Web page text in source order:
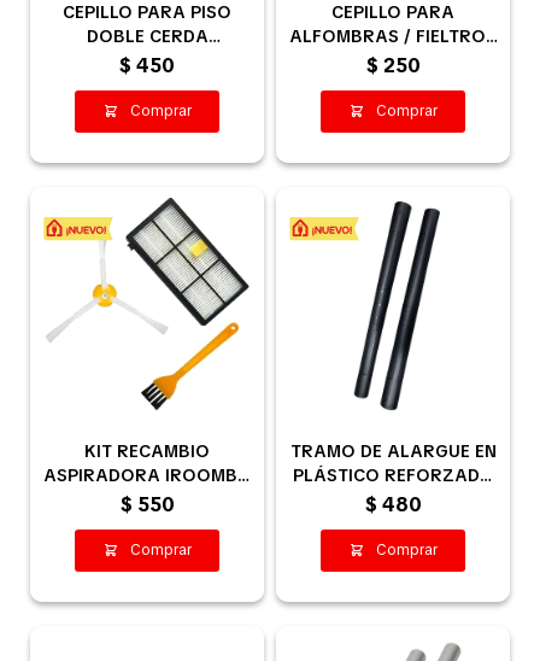
CEPILLO PARA PISO
DOBLE CERDA
SINTÉTICA
$ 450
CEPILLO PARA
ALFOMBRAS / FIELTROS
32MM
$ 250
KIT RECAMBIO
ASPIRADORA IROOMBA
800 900 - NO ORIGINAL
$ 550
TRAMO DE ALARGUE EN
PLÁSTICO REFORZADO
32MM
$ 480
Pequeños electrodomésticos
Partes pequeños electrodoméstico
Universales
Limpieza vehícular
Tienda